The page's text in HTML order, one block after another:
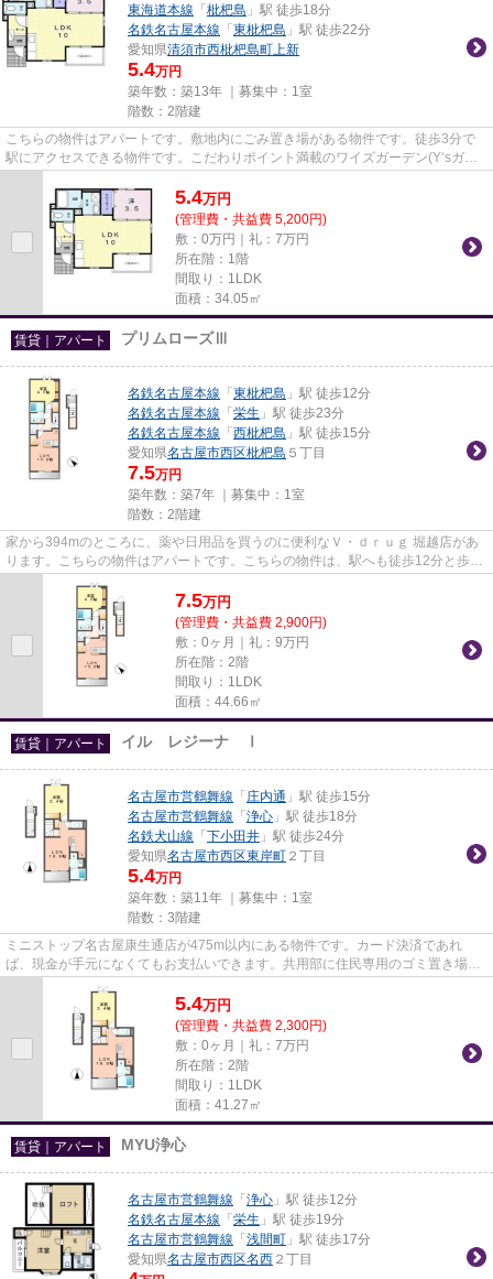
東海道本線 「 枇杷島 」駅 徒歩18分
名鉄名古屋本線 「 東枇杷島 」駅 徒歩22分
愛知県清須市西枇杷島町上新
5.4万円
築年数：築13年 ｜募集中： 1室
階数：2階建
こちらの物件はアパートです。敷地内にごみ置き場がある物件です。徒歩3分で
駅にアクセスできる物件です。こだわりポイント満載のワイズガーデン(Y‘sガー
5.4万円
(管理費・共益費 5,200円)
敷：0万円｜礼：7万円
所在階：1階
間取り：1LDK
面積：34.05㎡
賃貸｜アパート プリムローズⅢ
名鉄名古屋本線 「 東枇杷島 」駅 徒歩12分
名鉄名古屋本線 「 栄生 」駅 徒歩23分
名鉄名古屋本線 「 西枇杷島 」駅 徒歩15分
愛知県名古屋市西区枇杷島 ５丁目
7.5万円
築年数：築7年 ｜募集中： 1室
階数：2階建
家から394mのところに、薬や日用品を買うのに便利なＶ・ｄｒｕｇ 堀越店があ
ります。こちらの物件はアパートです。こちらの物件は、駅へも徒歩12分と歩い
てアクセスできます。こだわり...
7.5万円
(管理費・共益費 2,900円)
敷：0ヶ月｜礼：9万円
所在階：2階
間取り：1LDK
面積：44.66㎡
賃貸｜アパート イル レジーナ Ⅰ
名古屋市営鶴舞線 「 庄内通 」駅 徒歩15分
名古屋市営鶴舞線 「 浄心 」駅 徒歩18分
名鉄犬山線 「 下小田井 」駅 徒歩24分
愛知県名古屋市西区東岸町 ２丁目
5.4万円
築年数：築11年 ｜募集中： 1室
階数：3階建
ミニストップ名古屋康生通店が475m以内にある物件です。カード決済であれ
ば、現金が手元になくてもお支払いできます。共用部に住民専用のゴミ置き場を
設置しているので、面倒なゴミ出...
5.4万円
(管理費・共益費 2,300円)
敷：0ヶ月｜礼：7万円
所在階：2階
間取り：1LDK
面積：41.27㎡
賃貸｜アパート MYU浄心
名古屋市営鶴舞線 「 浄心 」駅 徒歩12分
名鉄名古屋本線 「 栄生 」駅 徒歩19分
名古屋市営鶴舞線 「 浅間町 」駅 徒歩17分
愛知県名古屋市西区名西 ２丁目